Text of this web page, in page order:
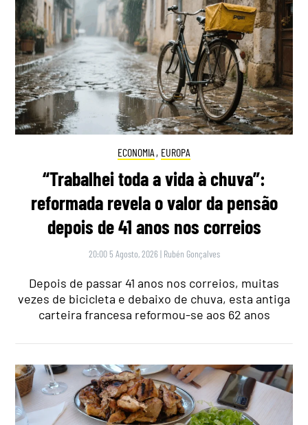
ECONOMIA , EUROPA
“Trabalhei toda a vida à chuva”:
reformada revela o valor da pensão
depois de 41 anos nos correios
20:00 5 Agosto, 2026 | Rubén Gonçalves
Depois de passar 41 anos nos correios, muitas
vezes de bicicleta e debaixo de chuva, esta antiga
carteira francesa reformou-se aos 62 anos